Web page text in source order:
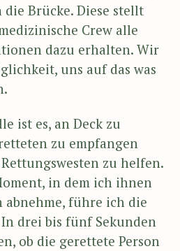
die Brücke. Diese stellt
Crew alle
dazu erhalten. Wir
uns auf das was
ist es, an Deck zu
zu empfangen
zu helfen.
in dem ich ihnen
abnehme, führe ich die
drei bis fünf Sekunden
ob die gerettete Person